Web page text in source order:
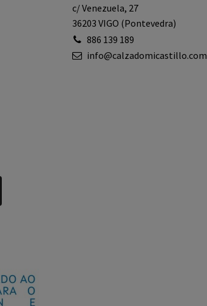
c/ Venezuela, 27
36203 VIGO (Pontevedra)
886 139 189
info@calzadomicastillo.com